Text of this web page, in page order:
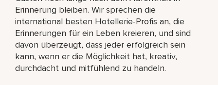
Erinnerung bleiben. Wir sprechen die
international besten Hotellerie-Profis an, die
Erinnerungen für ein Leben kreieren, und sind
davon überzeugt, dass jeder erfolgreich sein
kann, wenn er die Möglichkeit hat, kreativ,
durchdacht und mitfühlend zu handeln.